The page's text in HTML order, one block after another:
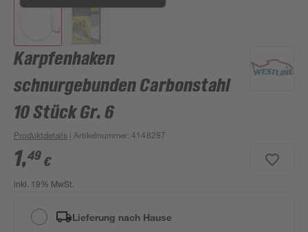
Karpfenhaken
schnurgebunden Carbonstahl
10 Stück Gr. 6
Produktdetails | Artikelnummer:4148287
1,49 €
inkl. 19% MwSt.
Lieferung nach Hause